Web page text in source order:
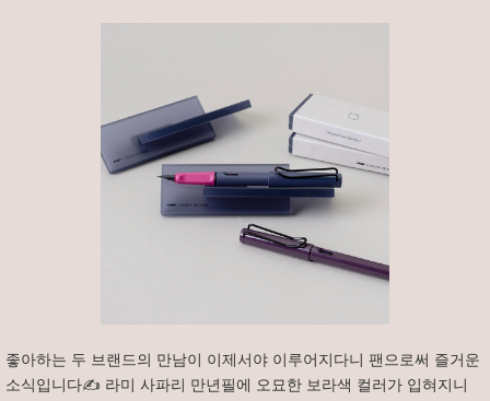
좋아하는 두 브랜드의 만남이 이제서야 이루어지다니 팬으로써 즐거운
소식입니다✍️ 라미 사파리 만년필에 오묘한 보라색 컬러가 입혀지니